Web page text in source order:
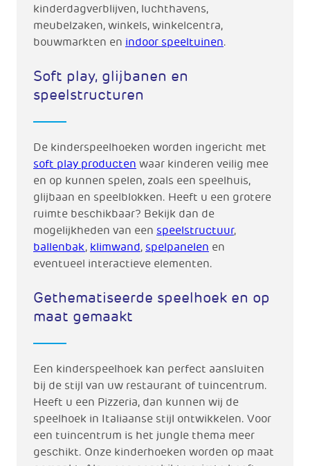
kinderdagverblijven, luchthavens,
meubelzaken, winkels, winkelcentra,
bouwmarkten en indoor speeltuinen.
Soft play, glijbanen en
speelstructuren
De kinderspeelhoeken worden ingericht met
soft play producten waar kinderen veilig mee
en op kunnen spelen, zoals een speelhuis,
glijbaan en speelblokken. Heeft u een grotere
ruimte beschikbaar? Bekijk dan de
mogelijkheden van een speelstructuur,
ballenbak, klimwand, spelpanelen en
eventueel interactieve elementen.
Gethematiseerde speelhoek en op
maat gemaakt
Een kinderspeelhoek kan perfect aansluiten
bij de stijl van uw restaurant of tuincentrum.
Heeft u een Pizzeria, dan kunnen wij de
speelhoek in Italiaanse stijl ontwikkelen. Voor
een tuincentrum is het jungle thema meer
geschikt. Onze kinderhoeken worden op maat